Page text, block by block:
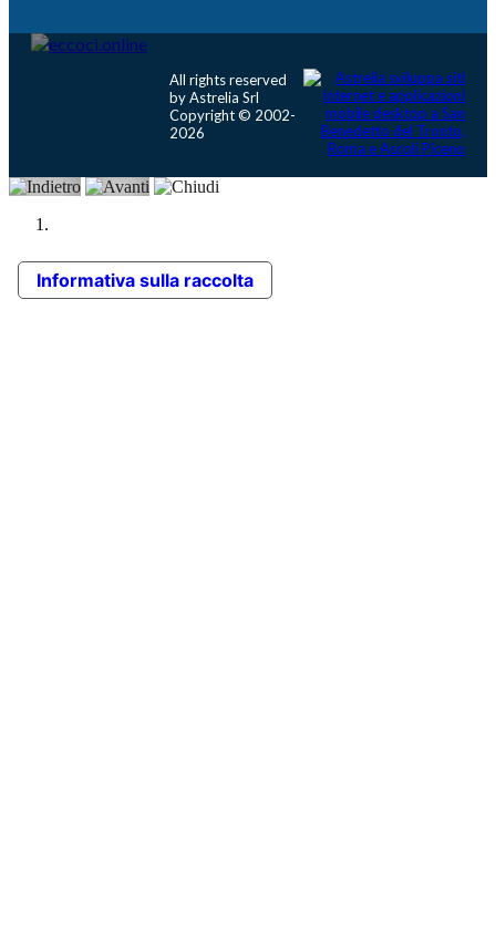
All rights reserved
by Astrelia Srl
Copyright © 2002-
2026
Informativa sulla raccolta